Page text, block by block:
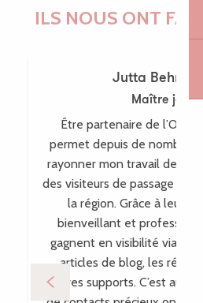
ILS NOUS ONT FAIT
Jutta Behr-
Maître
Être partenaire de l’Office
permet depuis de
rayonner mon travail de
des visiteurs de passage
la région. Grâce à leur
bienveillant et
gagnent en visibilité via leur
articles de blog, les
d’autres supports. C’est aussi